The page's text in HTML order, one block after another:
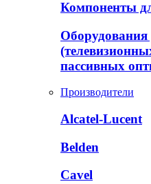
Компоненты
Оборудования
пассивных
Производители
Alcatel-Lucent
Belden
Cavel